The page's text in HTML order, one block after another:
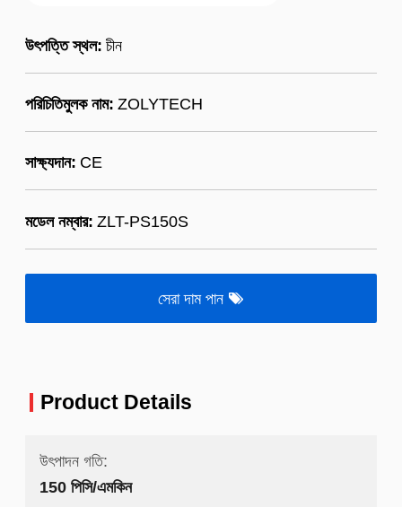
উৎপত্তি স্থল: চীন
পরিচিতিমুলক নাম: ZOLYTECH
সাক্ষ্যদান: CE
মডেল নম্বার: ZLT-PS150S
সেরা দাম পান
Product Details
উৎপাদন গতি:
150 পিসি/এমকিন